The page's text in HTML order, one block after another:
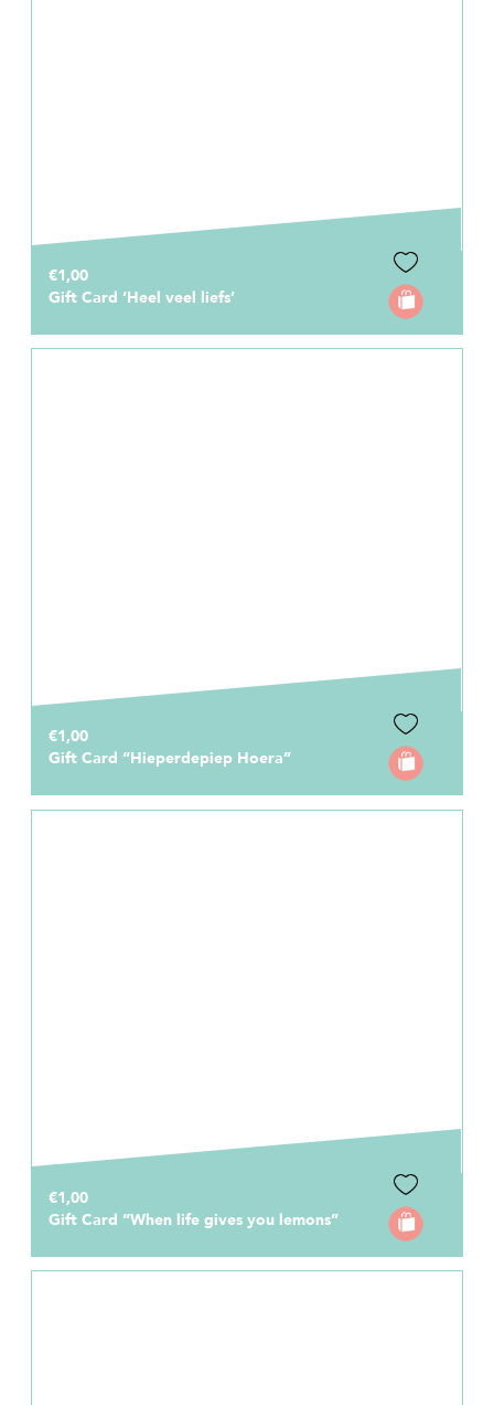
€1,00
Gift Card ‘Heel veel liefs’
€1,00
Gift Card “Hieperdepiep Hoera”
€1,00
Gift Card “When life gives you lemons”